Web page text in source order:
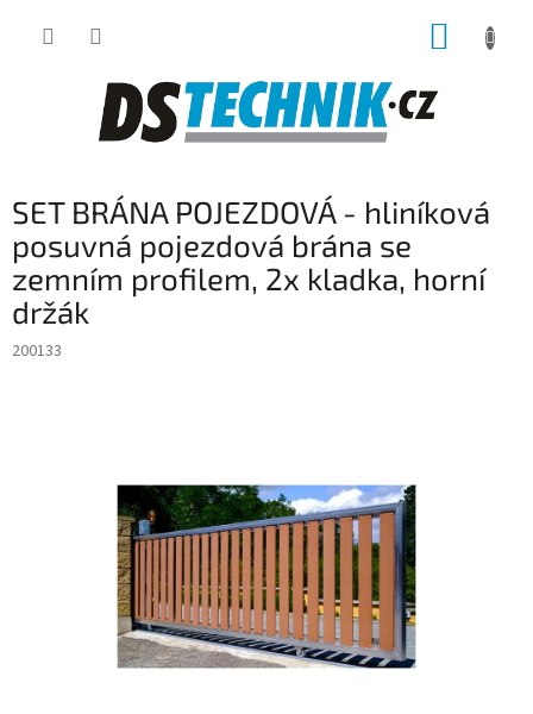
SET BRÁNA POJEZDOVÁ - hliníková
posuvná pojezdová brána se
zemním profilem, 2x kladka, horní
držák
200133